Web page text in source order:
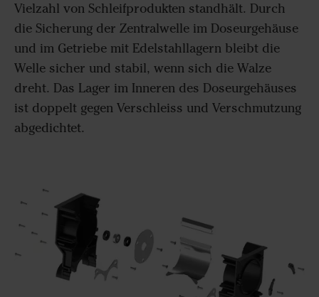
Vielzahl von Schleifprodukten standhält. Durch
die Sicherung der Zentralwelle im Doseurgehäuse
und im Getriebe mit Edelstahllagern bleibt die
Welle sicher und stabil, wenn sich die Walze
dreht. Das Lager im Inneren des Doseurgehäuses
ist doppelt gegen Verschleiss und Verschmutzung
abgedichtet.